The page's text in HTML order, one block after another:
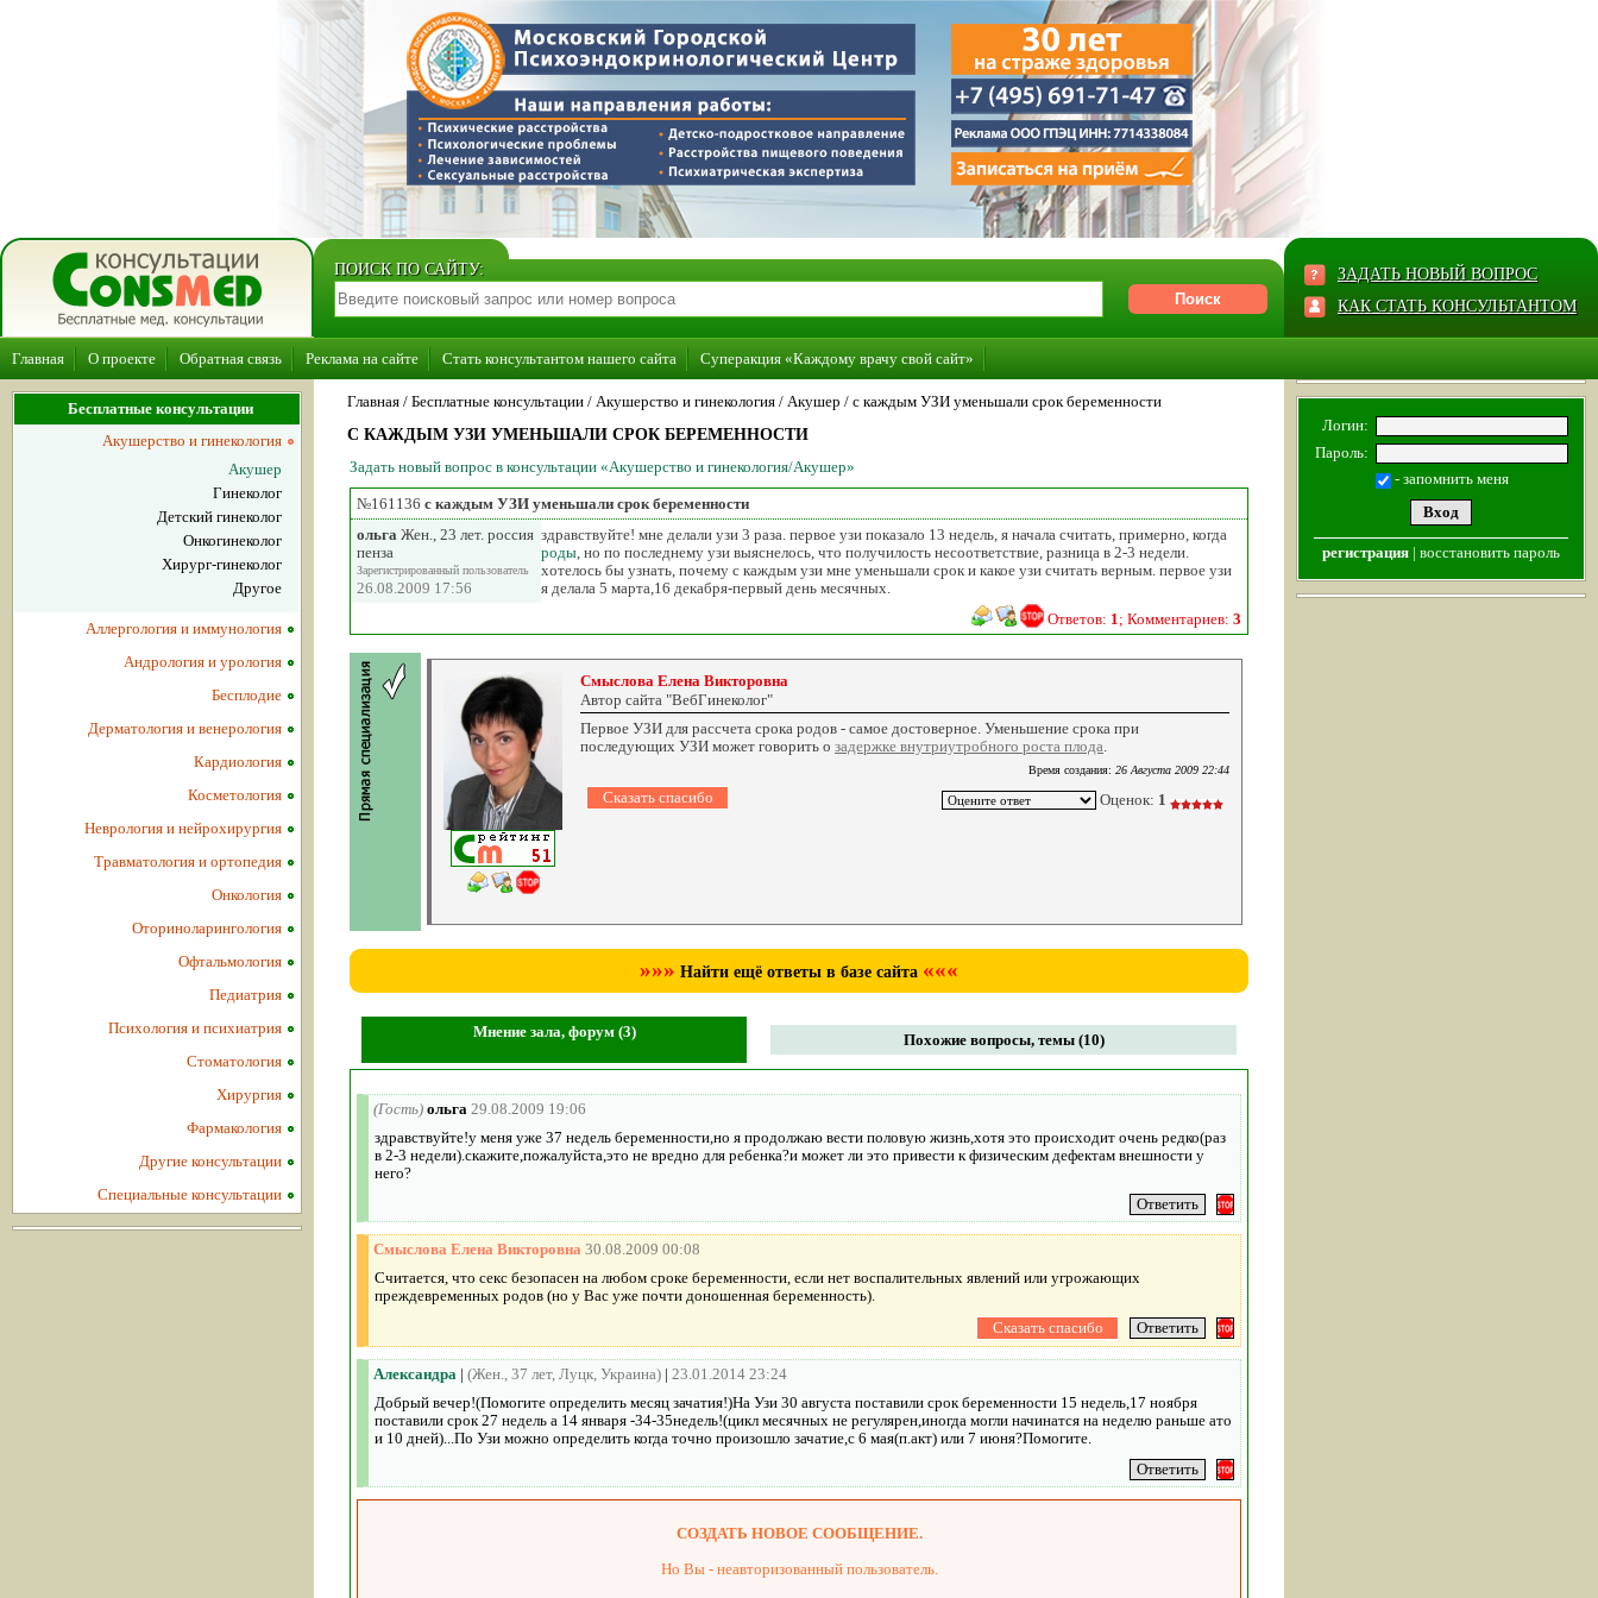
ПОИСК ПО САЙТУ:
ЗАДАТЬ НОВЫЙ ВОПРОС
КАК СТАТЬ КОНСУЛЬТАНТОМ
Главная О проекте Обратная связь Реклама на сайте Стать консультантом нашего сайта Суперакция «Каждому врачу свой сайт»
Главная / Бесплатные консультации / Акушерство и гинекология / Акушер / с каждым УЗИ уменьшали срок беременности
С КАЖДЫМ УЗИ УМЕНЬШАЛИ СРОК БЕРЕМЕННОСТИ
Задать новый вопрос в консультации «Акушерство и гинекология/Акушер»
№161136 с каждым УЗИ уменьшали срок беременности
ольга Жен., 23 лет. россия
пенза
Зарегистрированный пользователь
26.08.2009 17:56
здравствуйте! мне делали узи 3 раза. первое узи показало 13 недель, я начала считать, примерно, когда
роды, но по последнему узи выяснелось, что получилость несоответствие, разница в 2-3 недели.
хотелось бы узнать, почему с каждым узи мне уменьшали срок и какое узи считать верным. первое узи
я делала 5 марта,16 декабря-первый день месячных.
Ответов: 1; Комментариев: 3
Смыслова Елена Викторовна
Автор сайта "ВебГинеколог"
Первое УЗИ для рассчета срока родов - самое достоверное. Уменьшение срока при
последующих УЗИ может говорить о задержке внутриутробного роста плода.
Время создания: 26 Августа 2009 22:44
Оценок: 1
»»» Найти ещё ответы в базе сайта «««
Мнение зала, форум (3) Похожие вопросы, темы (10)
(Гость) ольга 29.08.2009 19:06
здравствуйте!у меня уже 37 недель беременности,но я продолжаю вести половую жизнь,хотя это происходит очень редко(раз
в 2-3 недели).скажите,пожалуйста,это не вредно для ребенка?и может ли это привести к физическим дефектам внешности у
него?
Смыслова Елена Викторовна 30.08.2009 00:08
Считается, что секс безопасен на любом сроке беременности, если нет воспалительных явлений или угрожающих
преждевременных родов (но у Вас уже почти доношенная беременность).
Александра | (Жен., 37 лет, Луцк, Украина) | 23.01.2014 23:24
Добрый вечер!(Помогите определить месяц зачатия!)На Узи 30 августа поставили срок беременности 15 недель,17 ноября
поставили срок 27 недель а 14 января -34-35недель!(цикл месячных не регулярен,иногда могли начинатся на неделю раньше ато
и 10 дней)...По Узи можно определить когда точно произошло зачатие,с 6 мая(п.акт) или 7 июня?Помогите.
СОЗДАТЬ НОВОЕ СООБЩЕНИЕ.
Но Вы - неавторизованный пользователь.
Бесплатные консультации
Акушерство и гинекология
Акушер
Гинеколог
Детский гинеколог
Онкогинеколог
Хирург-гинеколог
Другое
Аллергология и иммунология
Андрология и урология
Бесплодие
Дерматология и венерология
Кардиология
Косметология
Неврология и нейрохирургия
Травматология и ортопедия
Онкология
Оториноларингология
Офтальмология
Педиатрия
Психология и психиатрия
Стоматология
Хирургия
Фармакология
Другие консультации
Специальные консультации
Логин:
Пароль:
- запомнить меня
регистрация | восстановить пароль